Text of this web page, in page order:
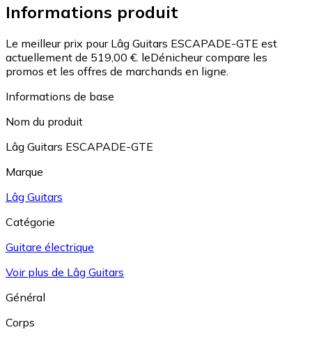
Informations produit
Le meilleur prix pour Lâg Guitars ESCAPADE-GTE est
actuellement de 519,00 €. leDénicheur compare les
promos et les offres de marchands en ligne.
Informations de base
Nom du produit
Lâg Guitars ESCAPADE-GTE
Marque
Lâg Guitars
Catégorie
Guitare électrique
Voir plus de Lâg Guitars
Général
Corps